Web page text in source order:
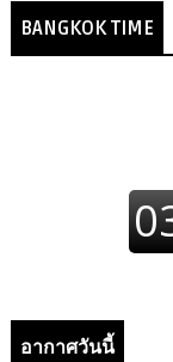
BANGKOK TIME
อากาศวันนี้